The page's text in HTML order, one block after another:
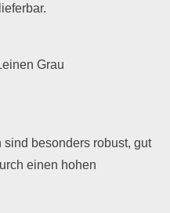
Grau
besonders robust, gut
einen hohen